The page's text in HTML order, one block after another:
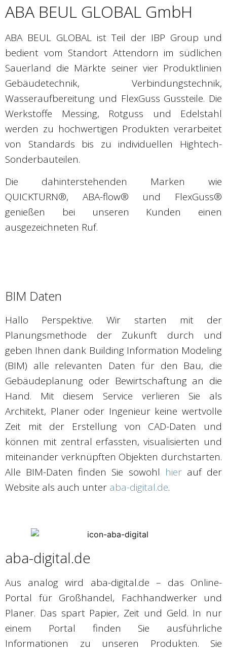
ABA BEUL GLOBAL GmbH
ABA BEUL GLOBAL ist Teil der IBP Group und
bedient vom Standort Attendorn im südlichen
Sauerland die Märkte seiner vier Produktlinien
Gebäudetechnik, Verbindungstechnik,
Wasseraufbereitung und FlexGuss Gussteile. Die
Werkstoffe Messing, Rotguss und Edelstahl
werden zu hochwertigen Produkten verarbeitet
von Standards bis zu individuellen Hightech-
Sonderbauteilen.
Die dahinterstehenden Marken wie
QUICKTURN®, ABA-flow® und FlexGuss®
genießen bei unseren Kunden einen
ausgezeichneten Ruf.
BIM Daten
Hallo Perspektive. Wir starten mit der
Planungsmethode der Zukunft durch und
geben Ihnen dank Building Information Modeling
(BIM) alle relevanten Daten für den Bau, die
Gebäudeplanung oder Bewirtschaftung an die
Hand. Mit diesem Service verlieren Sie als
Architekt, Planer oder Ingenieur keine wertvolle
Zeit mit der Erstellung von CAD-Daten und
können mit zentral erfassten, visualisierten und
miteinander verknüpften Objekten durchstarten.
Alle BIM-Daten finden Sie sowohl hierauf der
Website als auch unter aba-digital.de.
aba-digital.de
Aus analog wird aba-digital.de – das Online-
Portal für Großhandel, Fachhandwerker und
Planer. Das spart Papier, Zeit und Geld. In nur
einem Portal finden Sie ausführliche
Informationen zu unseren Produkten. Sie